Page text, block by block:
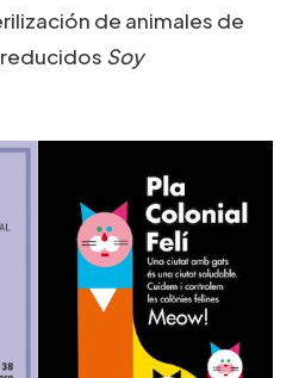
de animales de
Soy